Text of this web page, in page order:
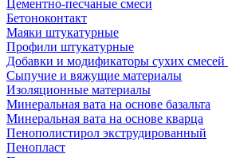
Цементно-песчаные смеси
Бетоноконтакт
Маяки штукатурные
Профили штукатурные
Добавки и модификаторы сухих смесей
Сыпучие и вяжущие материалы
Изоляционные материалы
Минеральная вата на основе базальта
Минеральная вата на основе кварца
Пенополистирол экструдированный
Пенопласт